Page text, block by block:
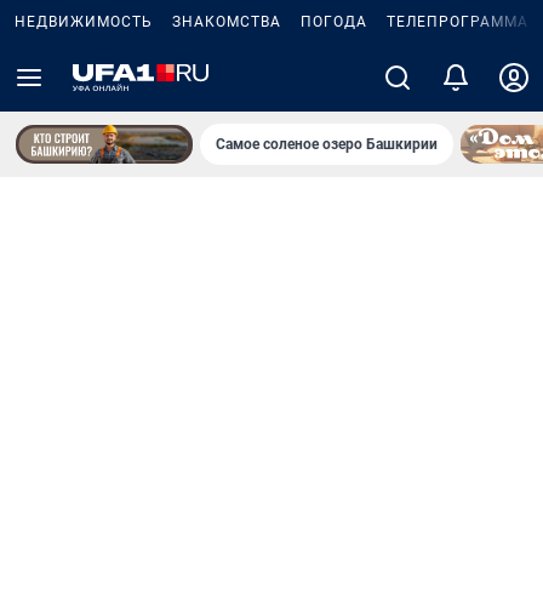
НЕДВИЖИМОСТЬ ЗНАКОМСТВА ПОГОДА ТЕЛЕПРОГРАММА
Самое соленое озеро Башкирии